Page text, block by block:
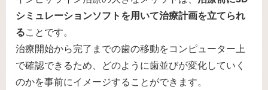
シミュレーションソフトを用いて治療計画を立てられ
ることです。
治療開始から完了までの歯の移動をコンピューター上
で確認できるため、どのように歯並びが変化していく
のかを事前にイメージすることができます。